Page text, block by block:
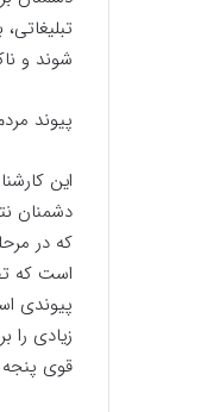
شوند و
پیوند
این
دشمنان
که در
است که
پیوندی
زیادی
قوی